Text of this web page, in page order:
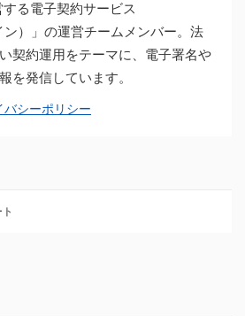
る電子契約サービス
ン）」の運営チームメンバー。法
契約運用をテーマに、電子署名や
を発信しています。
バシーポリシー